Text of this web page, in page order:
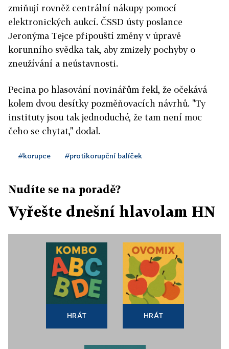
zmiňují rovněž centrální nákupy pomocí
elektronických aukcí. ČSSD ústy poslance
Jeronýma Tejce připouští změny v úpravě
korunního svědka tak, aby zmizely pochyby o
zneužívání a neústavnosti.
Pecina po hlasování novinářům řekl, že očekává
kolem dvou desítky pozměňovacích návrhů. "Ty
instituty jsou tak jednoduché, že tam není moc
čeho se chytat," dodal.
#korupce #protikorupční balíček
Nudíte se na poradě?
Vyřešte dnešní hlavolam HN
HRÁT HRÁT